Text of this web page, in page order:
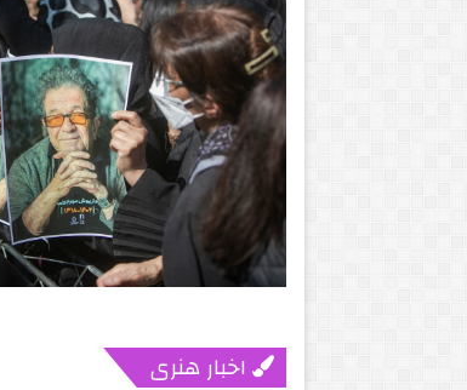
اخبار هنری